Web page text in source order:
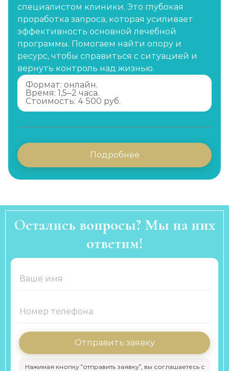
специалистом клиники. Это глубокая
проработка запроса, которая усиливает
эффективность основной лечебной
программы. Помогаем найти опору и
ресурс, чтобы справиться с ситуацией и
вернуть контроль над жизнью.
Формат: онлайн.
Время: 1,5–2 часа.
Стоимость: 4 500 руб.
Подробнее
Остались вопросы? Мы на них
ответим!
Отправить заявку
Нажимая кнопку “отправить заявку”, вы соглашаетесь с